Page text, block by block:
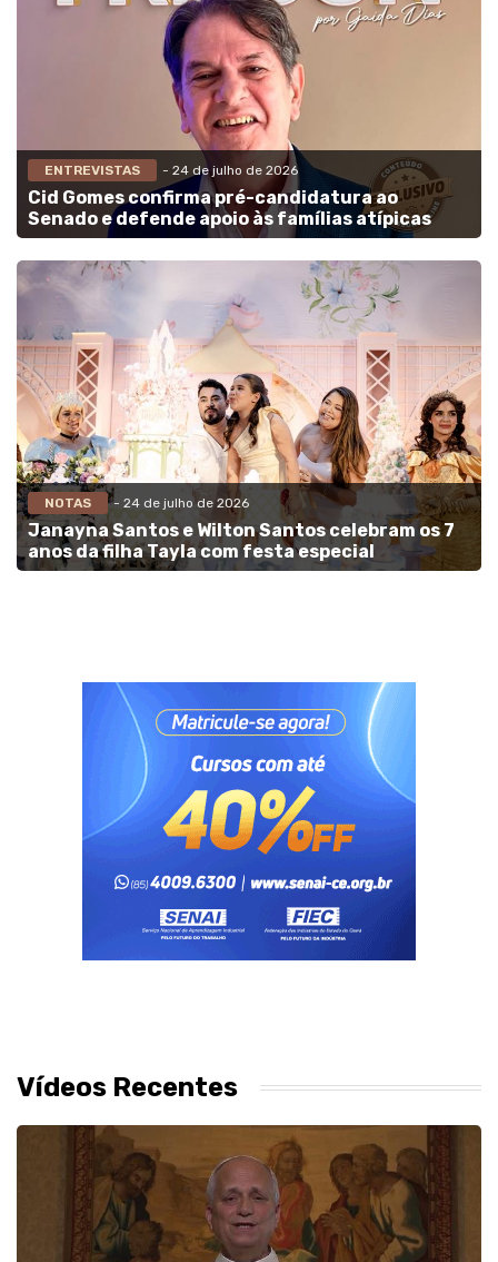
ENTREVISTAS - 24 de julho de 2026
Cid Gomes confirma pré-candidatura ao
Senado e defende apoio às famílias atípicas
NOTAS - 24 de julho de 2026
Janayna Santos e Wilton Santos celebram os 7
anos da filha Tayla com festa especial
Vídeos Recentes